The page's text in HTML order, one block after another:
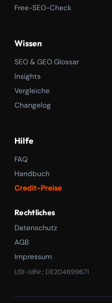
Free-SEO-Check
Wissen
SEO & GEO Glossar
Insights
Vergleiche
Changelog
Hilfe
FAQ
Handbuch
Credit-Preise
Rechtliches
Datenschutz
AGB
Impressum
USt-IdNr.: DE204699671